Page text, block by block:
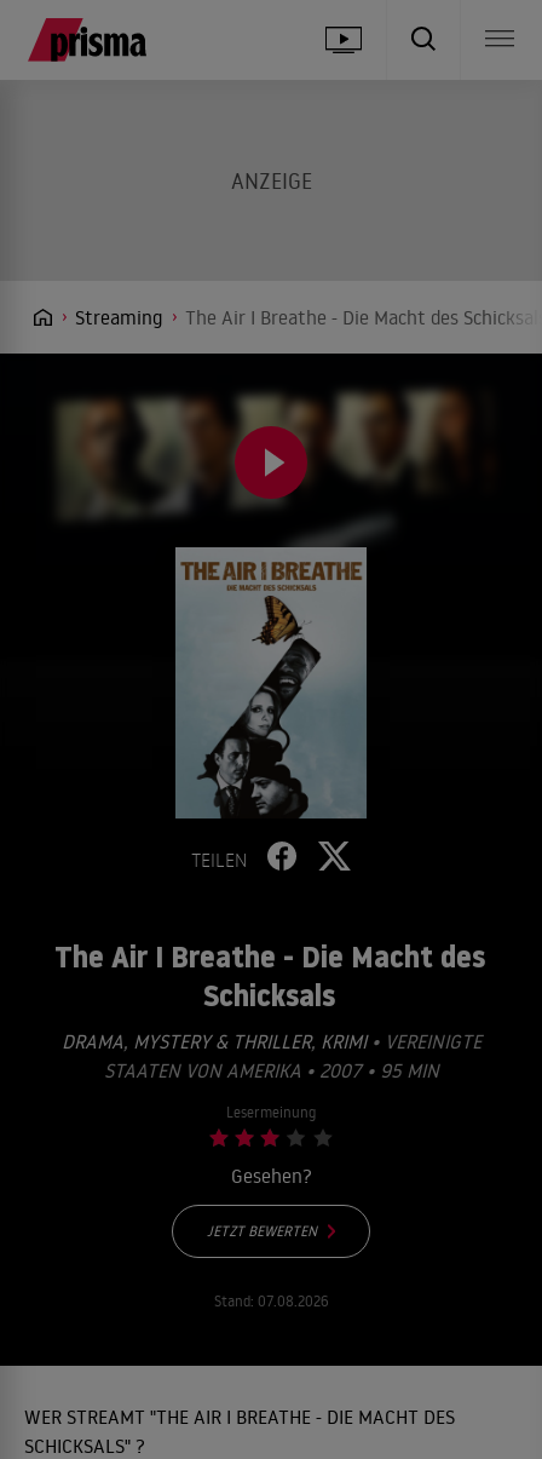
Streaming The Air I Breathe - Die Macht des
TEILEN
The Air I Breathe - Die Macht des
Schicksals
DRAMA, MYSTERY & THRILLER, KRIMI• VEREINIGTE
STAATEN VON AMERIKA • 2007 • 95 MIN
Lesermeinung
Gesehen?
JETZT BEWERTEN
Stand: 07.08.2026
WER STREAMT "THE AIR I BREATHE - DIE MACHT DES
SCHICKSALS" ?